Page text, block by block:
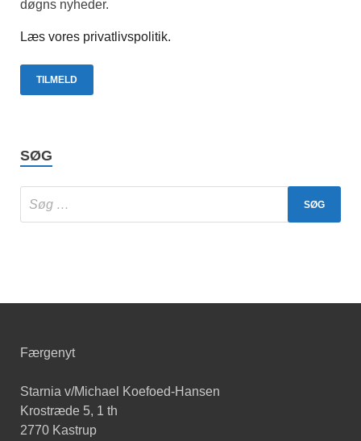
døgns nyheder.
Læs vores privatlivspolitik.
SØG
Færgenyt
Starnia v/Michael Koefoed-Hansen
Krostræde 5, 1 th
2770 Kastrup